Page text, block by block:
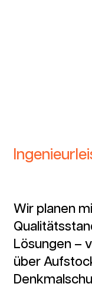
Wir planen
Lösungen –
über